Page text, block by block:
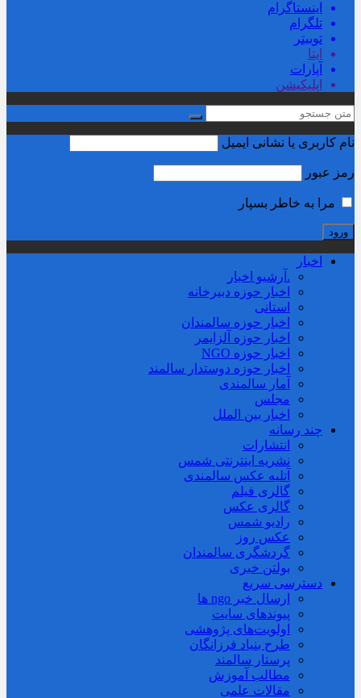
اینستاگرام
تلگرام
توییتر
ایتا
آپارات
اپلیکیشن
نام کاربری یا نشانی ایمیل
رمز عبور
مرا به خاطر بسپار
اخبار
.آرشیو اخبار
اخبار حوزه دبیرخانه
استانی
اخبار حوزه سالمندان
اخبار حوزه آلزايمر
اخبار حوزه NGO
اخبار حوزه دوستدار سالمند
آمار سالمندی
مجلس
اخبار بین الملل
چند رسانه
انتشارات
نشریه اینترنتی شمس
آتلیه عکس سالمندی
گالری فیلم
گالری عکس
رادیو شمس
عکس روز
گردشگری سالمندان
بولتن خبری
دسترسی سریع
ارسال خبر ngo ها
پیوندهای سایت
اولویت‌های پژوهشی
طرح بنیاد فرزانگان
پرستار سالمند
مطالب آموزش
مقالات علمی